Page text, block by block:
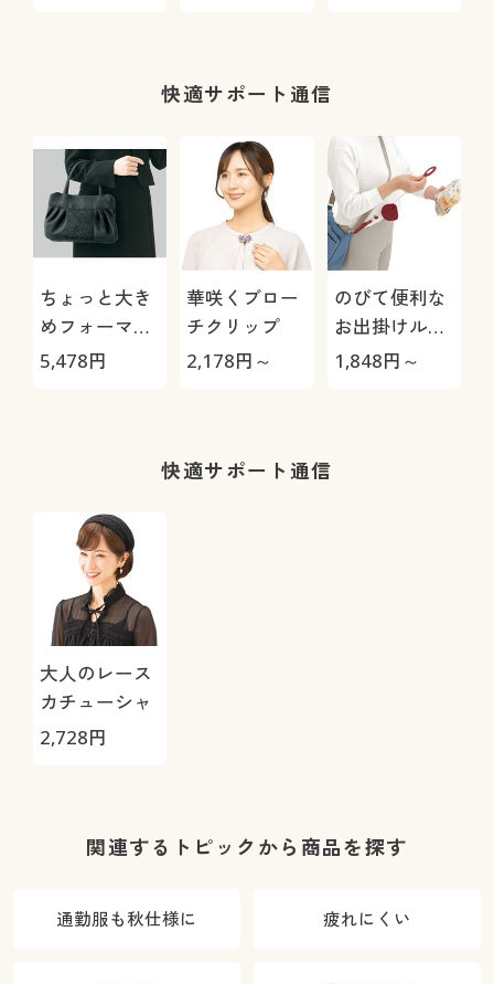
快適サポート通信
ちょっと大き
めフォーマル
バッグ
5,478円
華咲くブロー
チクリップ
2,178円～
のびて便利な
お出掛けルー
ペ
1,848円～
快適サポート通信
大人のレース
カチューシャ
2,728円
関連するトピックから商品を探す
通勤服も秋仕様に 疲れにくい